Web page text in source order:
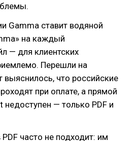
Gamma ставит водяной
на каждый
— для клиентских
Перешли на
выяснилось, что российские
при оплате, а прямой
недоступен — только PDF и
часто не подходит: им